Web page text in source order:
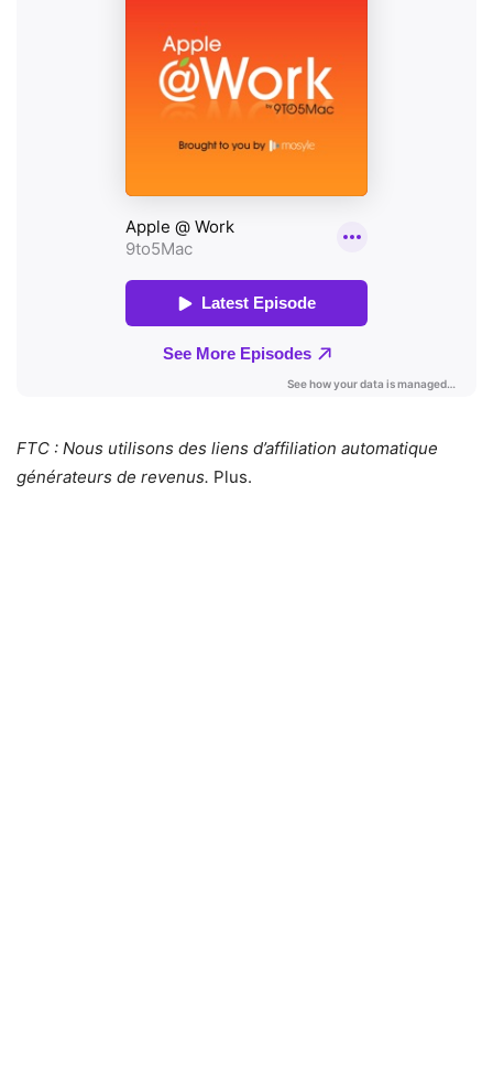
FTC : Nous utilisons des liens d’affiliation automatique
générateurs de revenus. Plus.